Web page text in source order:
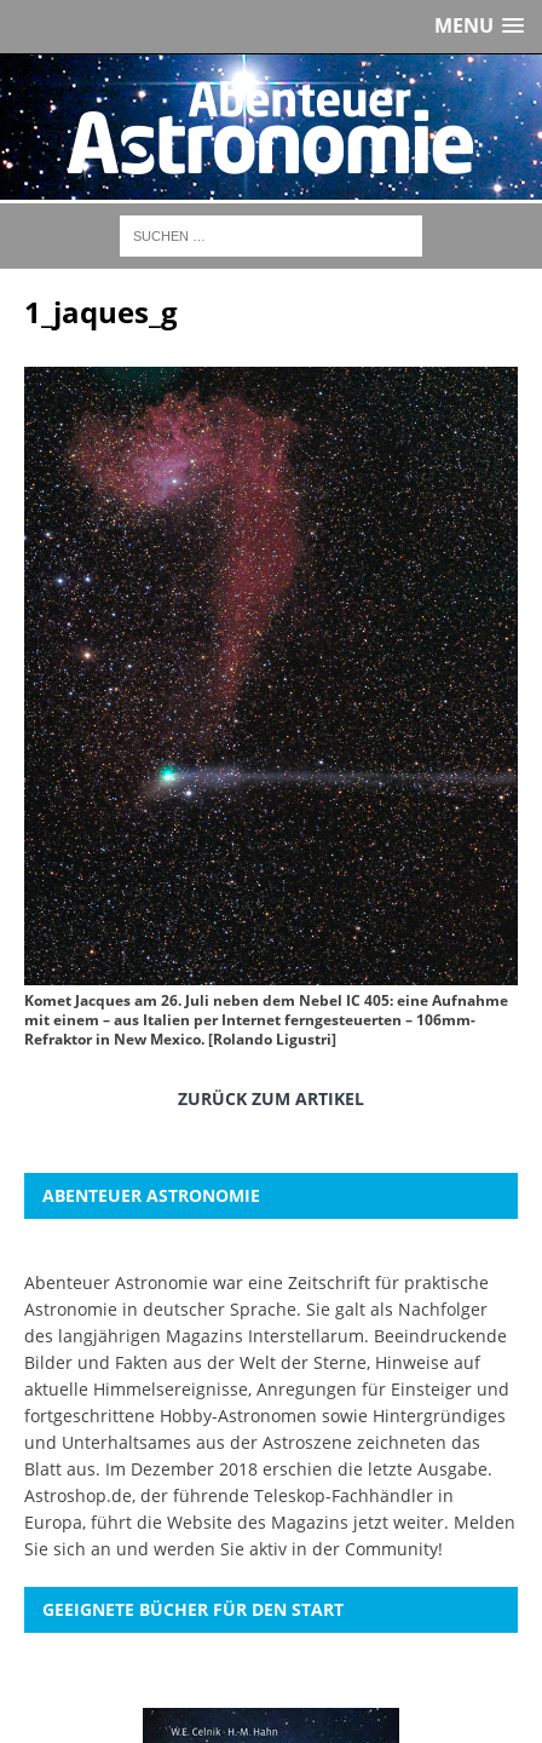
MENU
1_jaques_g
Komet Jacques am 26. Juli neben dem Nebel IC 405: eine Aufnahme
mit einem – aus Italien per Internet ferngesteuerten – 106mm-
Refraktor in New Mexico. [Rolando Ligustri]
ZURÜCK ZUM ARTIKEL
ABENTEUER ASTRONOMIE
Abenteuer Astronomie war eine Zeitschrift für praktische
Astronomie in deutscher Sprache. Sie galt als Nachfolger
des langjährigen Magazins Interstellarum. Beeindruckende
Bilder und Fakten aus der Welt der Sterne, Hinweise auf
aktuelle Himmelsereignisse, Anregungen für Einsteiger und
fortgeschrittene Hobby-Astronomen sowie Hintergründiges
und Unterhaltsames aus der Astroszene zeichneten das
Blatt aus. Im Dezember 2018 erschien die letzte Ausgabe.
Astroshop.de, der führende Teleskop-Fachhändler in
Europa, führt die Website des Magazins jetzt weiter. Melden
Sie sich an und werden Sie aktiv in der Community!
GEEIGNETE BÜCHER FÜR DEN START